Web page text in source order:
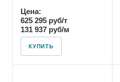
Цена:
625 295 руб/т
131 937 руб/м
КУПИТЬ